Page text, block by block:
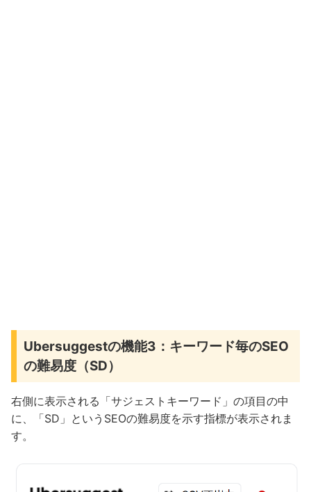
Ubersuggestの機能3：キーワード毎のSEO
の難易度（SD）
右側に表示される「サジェストキーワード」の項目の中
に、「SD」というSEOの難易度を示す指標が表示されま
す。